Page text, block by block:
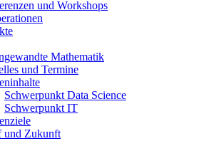
und Workshops
Mathematik
und Termine
Schwerpunkt Data Science
Schwerpunkt IT
und Zukunft